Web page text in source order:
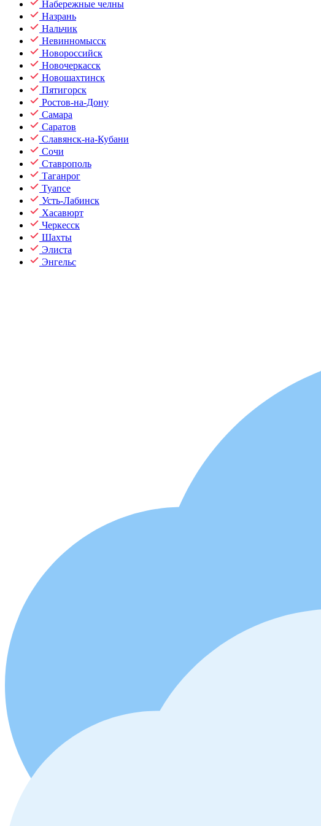
Набережные челны
Назрань
Нальчик
Невинномысск
Новороссийск
Новочеркасск
Новошахтинск
Пятигорск
Ростов-на-Дону
Самара
Саратов
Славянск-на-Кубани
Сочи
Ставрополь
Таганрог
Туапсе
Усть-Лабинск
Хасавюрт
Черкесск
Шахты
Элиста
Энгельс